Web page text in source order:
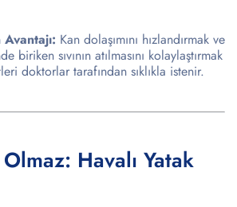
Kan dolaşımını hızlandırmak ve
biriken sıvının atılmasını kolaylaştırmak
doktorlar tarafından sıklıkla istenir.
Havalı Yatak